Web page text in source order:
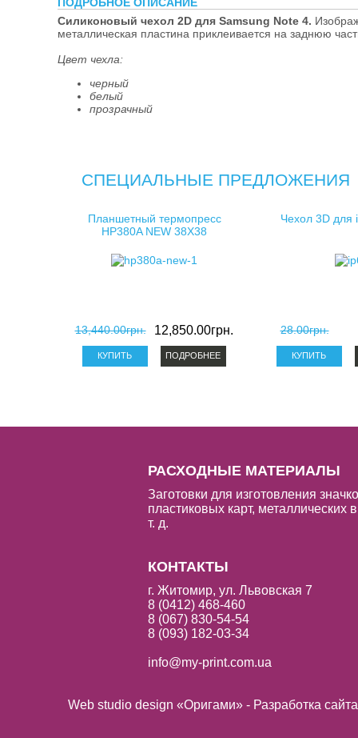
косметички
клатчи для
Силиконовый чехол 2D для Samsung Note 4.
металлическая пластина приклеивается на заднюю
Цвет чехла:
черный
белый
прозрачный
СПЕЦИАЛЬНЫЕ ПРЕДЛОЖЕНИЯ
Планшетный термопресс
HP380A NEW 38X38
13,440.00грн. 12,850.00грн.
ПОДРОБНЕЕ
Чехол 3D для
28.00грн.
РАСХОДНЫЕ МАТЕРИАЛЫ
Заготовки для изготовления
пластиковых карт, металлических
т. д.
КОНТАКТЫ
г. Житомир, ул. Львовская 7
8 (0412) 468-460
8 (067) 830-54-54
8 (093) 182-03-34
info@my-print.com.ua
Web studio design «Оригами» - Разработка